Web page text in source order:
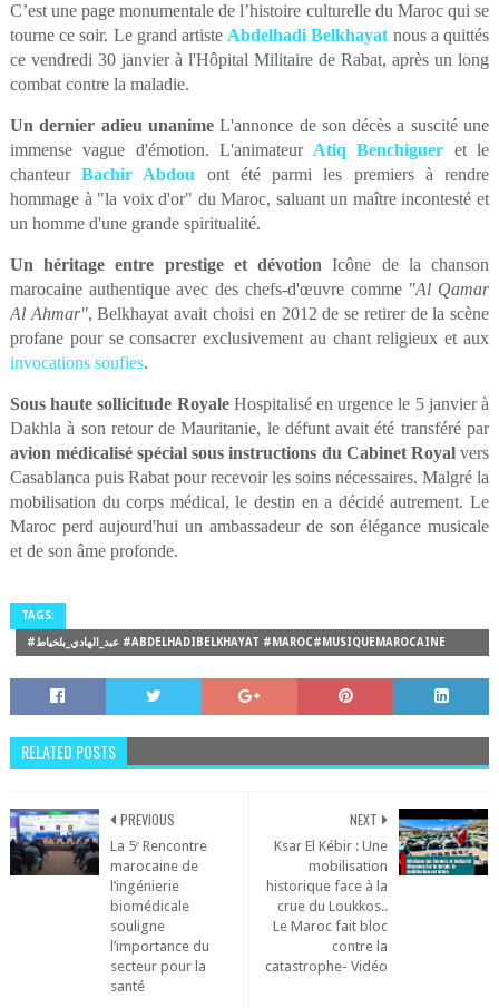
C’est une page monumentale de l’histoire culturelle du Maroc qui se
tourne ce soir. Le grand artiste Abdelhadi Belkhayat nous a quittés
ce vendredi 30 janvier à l'Hôpital Militaire de Rabat, après un long
combat contre la maladie.
Un dernier adieu unanimeL'annonce de son décès a suscité une
immense vague d'émotion. L'animateur Atiq Benchiguer et le
chanteurBachir Abdou ont été parmi les premiers à rendre
hommage à "la voix d'or" du Maroc, saluant un maître incontesté et
un homme d'une grande spiritualité.
Un héritage entre prestige et dévotion Icône de la chanson
marocaine authentique avec des chefs-d'œuvre comme "Al Qamar
Al Ahmar", Belkhayat avait choisi en 2012 de se retirer de la scène
profane pour se consacrer exclusivement au chant religieux et aux
invocations soufies.
Sous haute sollicitude RoyaleHospitalisé en urgence le 5 janvier à
Dakhla à son retour de Mauritanie, le défunt avait été transféré par
avion médicalisé spécial sous instructions du Cabinet Royalvers
Casablanca puis Rabat pour recevoir les soins nécessaires. Malgré la
mobilisation du corps médical, le destin en a décidé autrement. Le
Maroc perd aujourd'hui un ambassadeur de son élégance musicale
et de son âme profonde.
TAGS:
#عبد_الهادي_بلخياط #ABDELHADIBELKHAYAT #MAROC#MUSIQUEMAROCAINE
RELATED POSTS
NEXT
Ksar El Kébir : Une
mobilisation
historique face à la
crue du Loukkos..
Le Maroc fait bloc
contre la
catastrophe- Vidéo
PREVIOUS
La 5ᵉ Rencontre
marocaine de
l’ingénierie
biomédicale
souligne
l’importance du
secteur pour la
santé